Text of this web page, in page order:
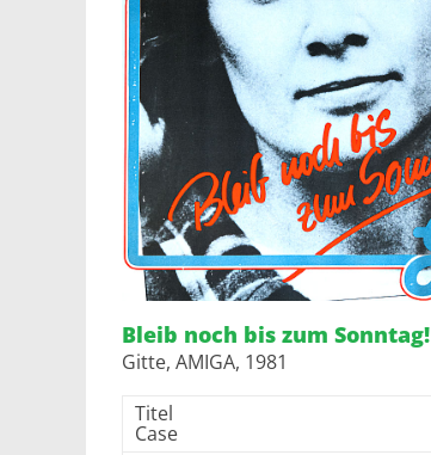
Bleib noch bis zum Sonntag!
Gitte, AMIGA, 1981
Titel
Case